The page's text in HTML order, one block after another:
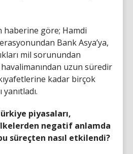
haberine göre; Hamdi
Bank Asya’ya,
mil sorunundan
uzun süredir
kadar birçok
piyasaları,
negatif anlamda
süreçten nasıl etkilendi?